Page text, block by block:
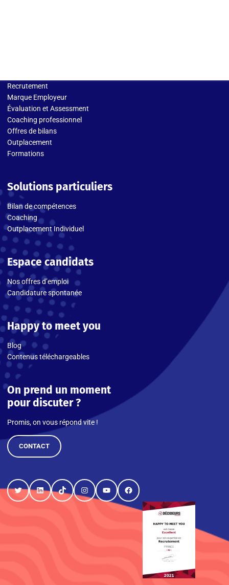
Recrutement
Marque Employeur
Évaluation et Assessment
Coaching professionnel
Offres de bilans
Outplacement
Formations
Solutions particuliers
Bilan de compétences
Coaching
Outplacement Individuel
Espace candidats
Nos offres d’emploi
Candidature spontanée
Happy to meet you
Blog
Contenus téléchargeables
On prend un moment
pour discuter ?
Promis, on vous répond vite !
CONTACT
TwitterLinkedInTikTokInstagramYouTubeFacebook